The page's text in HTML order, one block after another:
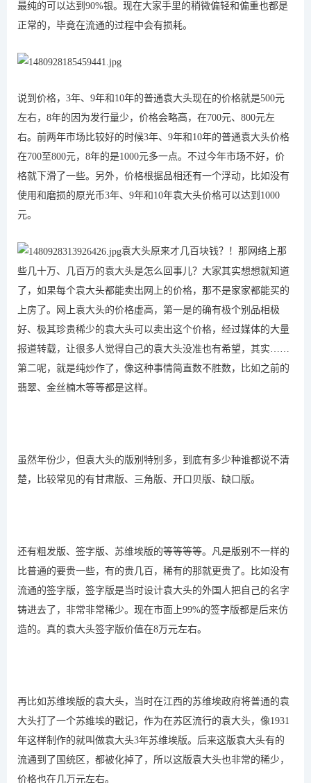
最纯的可以达到90%银。现在大家手里的稍微偏轻和偏重也都是
正常的，毕竟在流通的过程中会有损耗。
说到价格，3年、9年和10年的普通袁大头现在的价格就是500元
左右，8年的因为发行量少，价格会略高，在700元、800元左
右。前两年市场比较好的时候3年、9年和10年的普通袁大头价格
在700至800元，8年的是1000元多一点。不过今年市场不好，价
格就下滑了一些。另外，价格根据品相还有一个浮动，比如没有
使用和磨损的原光币3年、9年和10年袁大头价格可以达到1000
元。
袁大头原来才几百块钱？！那网络上那
些几十万、几百万的袁大头是怎么回事儿？大家其实想想就知道
了，如果每个袁大头都能卖出网上的价格，那不是家家都能买的
上房了。网上袁大头的价格虚高，第一是的确有极个别品相极
好、极其珍贵稀少的袁大头可以卖出这个价格，经过媒体的大量
报道转载，让很多人觉得自己的袁大头没准也有希望，其实……
第二呢，就是纯炒作了，像这种事情简直数不胜数，比如之前的
翡翠、金丝楠木等等都是这样。
虽然年份少，但袁大头的版别特别多，到底有多少种谁都说不清
楚，比较常见的有甘肃版、三角版、开口贝版、缺口版。
还有粗发版、签字版、苏维埃版的等等等等。凡是版别不一样的
比普通的要贵一些，有的贵几百，稀有的那就更贵了。比如没有
流通的签字版，签字版是当时设计袁大头的外国人把自己的名字
铸进去了，非常非常稀少。现在市面上99%的签字版都是后来仿
造的。真的袁大头签字版价值在8万元左右。
再比如苏维埃版的袁大头，当时在江西的苏维埃政府将普通的袁
大头打了一个苏维埃的戳记，作为在苏区流行的袁大头，像1931
年这样制作的就叫做袁大头3年苏维埃版。后来这版袁大头有的
流通到了国统区，都被化掉了，所以这版袁大头也非常的稀少，
价格也在几万元左右。